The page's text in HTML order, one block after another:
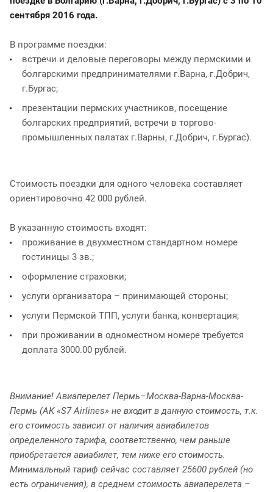
сентября 2016 года.
В программе поездки:
встречи и деловые переговоры между пермскими и
болгарскими предпринимателями г.Варна, г.Добрич,
г.Бургас;
презентации пермских участников, посещение
болгарских предприятий, встречи в торгово-
промышленных палатах г.Варны, г.Добрич, г.Бургас).
Стоимость поездки для одного человека составляет
ориентировочно 42 000 рублей.
В указанную стоимость входят:
проживание в двухместном стандартном номере
гостиницы 3 зв.;
оформление страховки;
услуги организатора – принимающей стороны;
услуги Пермской ТПП, услуги банка, конвертация;
при проживании в одноместном номере требуется
доплата 3000.00 рублей.
Внимание! Авиаперелет Пермь–Москва-Варна-Москва-
Пермь (АК «S7 Airlines» не входит в данную стоимость, т.к.
его стоимость зависит от наличия авиабилетов
определенного тарифа, соответственно, чем раньше
приобретается авиабилет, тем ниже его стоимость.
Минимальный тариф сейчас составляет 25600 рублей (но
есть ограничения), в среднем стоимость авиаперелета –